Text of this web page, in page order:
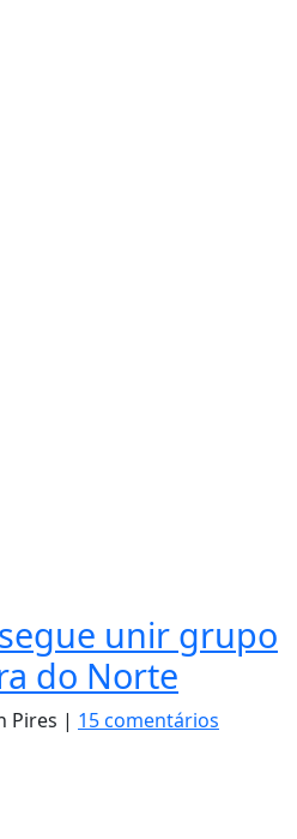
unir grupo
do Norte
Pires | 15 comentários